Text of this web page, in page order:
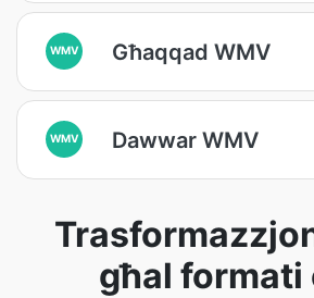
WMV Għaqqad WMV
WMV Dawwar WMV
għal formati